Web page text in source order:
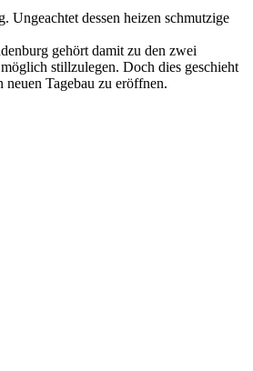
dessen heizen schmutzige
gehört damit zu den zwei
stillzulegen. Doch dies geschieht
Tagebau zu eröffnen.